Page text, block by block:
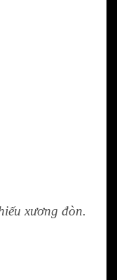
xương đòn.